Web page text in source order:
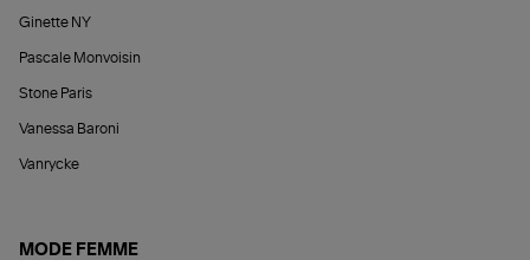
Ginette NY
Pascale Monvoisin
Stone Paris
Vanessa Baroni
Vanrycke
MODE FEMME